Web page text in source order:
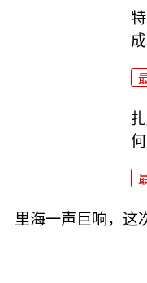
里海一声巨响，这